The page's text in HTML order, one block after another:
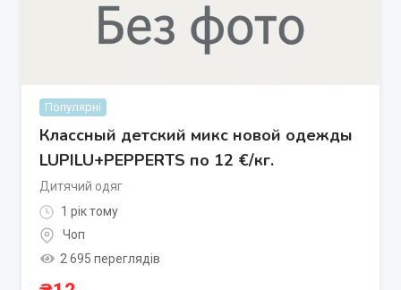
Популярні
Классный детский микс новой одежды
LUPILU+PEPPERTS по 12 €/кг.
Дитячий одяг
1 рік тому
Чоп
2 695 переглядів